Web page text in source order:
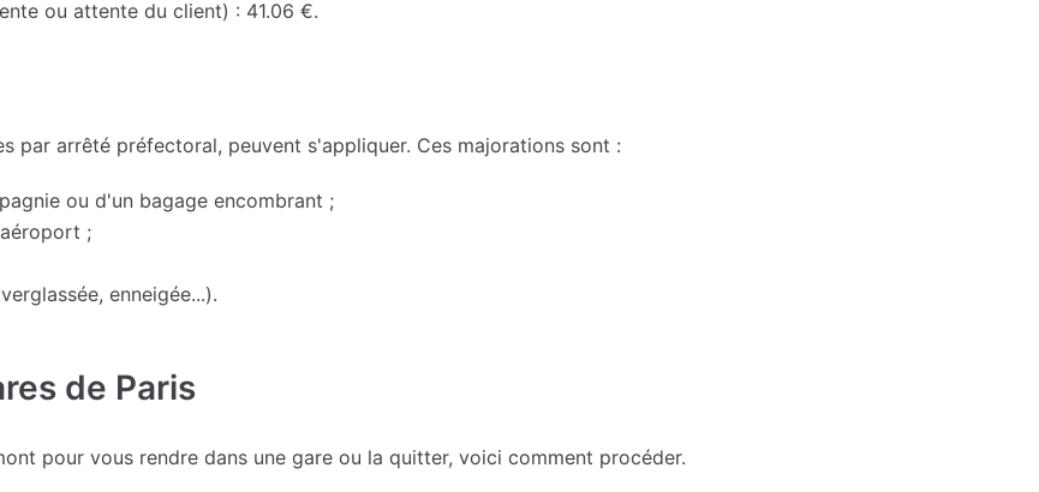
ou attente du client) : 41.06 €.
par arrêté préfectoral, peuvent s'appliquer. Ces majorations sont :
ou d'un bagage encombrant ;
;
enneigée...).
de Paris
pour vous rendre dans une gare ou la quitter, voici comment procéder.